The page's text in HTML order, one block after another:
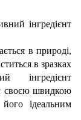
інгредієнт
в природі,
в зразках
інгредієнт
своєю швидкою
ідеальним